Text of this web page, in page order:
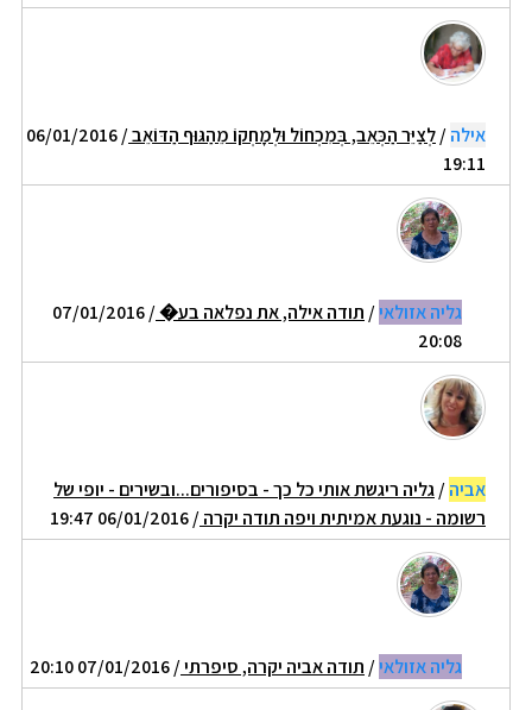
אילה/לְצַיֵּר הַכְּאֵב, בְּמִכְחוֹל וּלְמָחְקוֹ מֵהַגּוּף הַדּוֹאֵב / 06/01/2016
19:11
גליה אזולאי/ תודה אילה, את נפלאה בע� / 07/01/2016
20:08
אביה/גליה ריגשת אותי כל כך - בסיפורים...ובשירים - יופי של
רשומה - נוגעת אמיתית ויפה תודה יקרה/ 06/01/2016 19:47
גליה אזולאי/ תודה אביה יקרה, סיפרתי/ 07/01/2016 20:10